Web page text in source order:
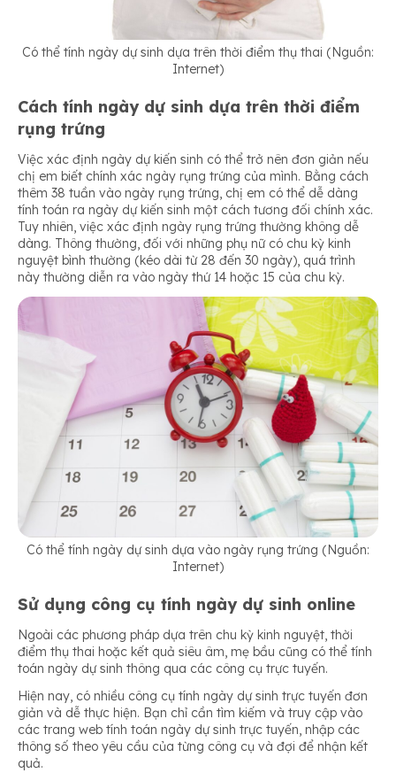
Có thể tính ngày dự sinh dựa trên thời điểm thụ thai (Nguồn:
Internet)
Cách tính ngày dự sinh dựa trên thời điểm
rụng trứng
Việc xác định ngày dự kiến sinh có thể trở nên đơn giản nếu
chị em biết chính xác ngày rụng trứng của mình. Bằng cách
thêm 38 tuần vào ngày rụng trứng, chị em có thể dễ dàng
tính toán ra ngày dự kiến sinh một cách tương đối chính xác.
Tuy nhiên, việc xác định ngày rụng trứng thường không dễ
dàng. Thông thường, đối với những phụ nữ có chu kỳ kinh
nguyệt bình thường (kéo dài từ 28 đến 30 ngày), quá trình
này thường diễn ra vào ngày thứ 14 hoặc 15 của chu kỳ.
Có thể tính ngày dự sinh dựa vào ngày rụng trứng (Nguồn:
Internet)
Sử dụng công cụ tính ngày dự sinh online
Ngoài các phương pháp dựa trên chu kỳ kinh nguyệt, thời
điểm thụ thai hoặc kết quả siêu âm, mẹ bầu cũng có thể tính
toán ngày dự sinh thông qua các công cụ trực tuyến.
Hiện nay, có nhiều công cụ tính ngày dự sinh trực tuyến đơn
giản và dễ thực hiện. Bạn chỉ cần tìm kiếm và truy cập vào
các trang web tính toán ngày dự sinh trực tuyến, nhập các
thông số theo yêu cầu của từng công cụ và đợi để nhận kết
quả.